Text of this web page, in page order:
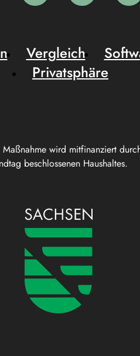
wird mitfinanziert
beschlossenen Haushaltes.
Vergleich
Privatsphäre